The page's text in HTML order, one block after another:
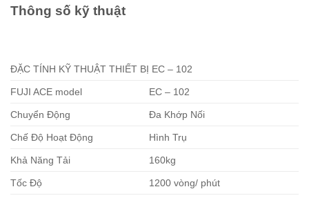
Thông số kỹ thuật
ĐẶC TÍNH KỸ THUẬT THIẾT BỊ EC – 102
FUJI ACE model EC – 102
Chuyển Động Đa Khớp Nối
Chế Độ Hoạt Động Hình Trụ
Khả Năng Tải 160kg
Tốc Độ 1200 vòng/ phút